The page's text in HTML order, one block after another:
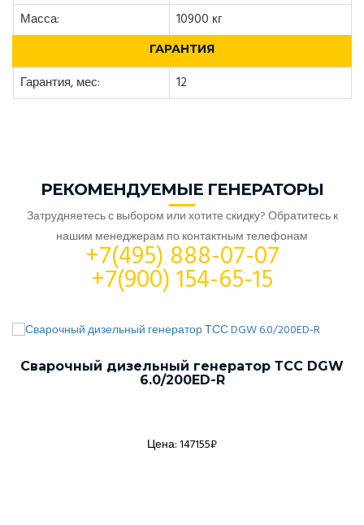
Масса:
10900 кг
ГАРАНТИЯ
Гарантия, мес: 12
РЕКОМЕНДУЕМЫЕ ГЕНЕРАТОРЫ
Затрудняетесь с выбором или хотите скидку? Обратитесь к
нашим менеджерам по контактным телефонам
+7(495) 888-07-07
+7(900) 154-65-15
Сварочный дизельный генератор ТСС DGW
6.0/200ED-R
Цена: 147155₽